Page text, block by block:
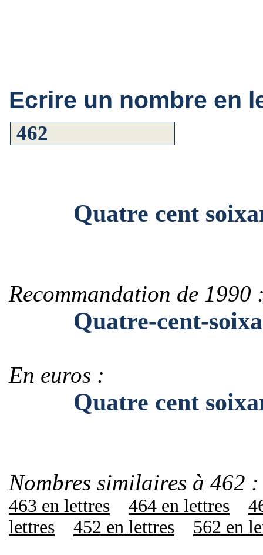
Ecrire un nombre en
Quatre cent
Recommandation de 1990
Quatre-cent-
En euros :
Quatre cent
Nombres similaires à 462 :
463 en lettres 464 en lettres
lettres
452 en lettres 562 en